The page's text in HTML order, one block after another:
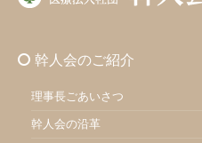
幹人会のご紹介
理事長ごあいさつ
幹人会の沿革